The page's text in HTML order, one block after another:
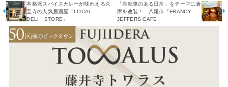
本格派スパイスカレーが味わえる久
宝寺の人気居酒屋「LOCAL
DELI STORE」
「自転車のある日常」をテーマに倉
庫を改装！ 八尾市「FRANCY
JEFFERS CAFE」